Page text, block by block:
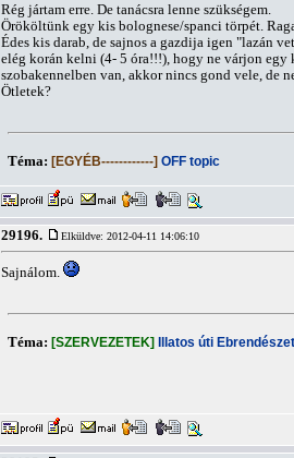
Rég jártam erre. De tanácsra lenne szükségem.
Örököltünk egy kis bolognese/spanci törpét.
Édes kis darab, de sajnos a gazdija igen "lazán
elég korán kelni (4- 5 óra!!!), hogy ne várjon
szobakennelben van, akkor nincs gond vele, de
Ötletek?
Téma: [EGYÉB------------] OFF topic
29196. Elküldve: 2012-04-11 14:06:10
Sajnálom.
Téma: [SZERVEZETEK] Illatos úti